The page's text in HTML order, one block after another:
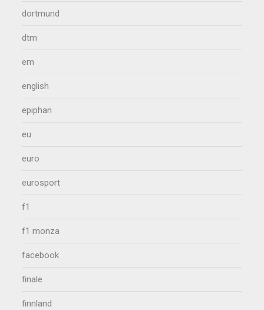
dortmund
dtm
em
english
epiphan
eu
euro
eurosport
f1
f1 monza
facebook
finale
finnland